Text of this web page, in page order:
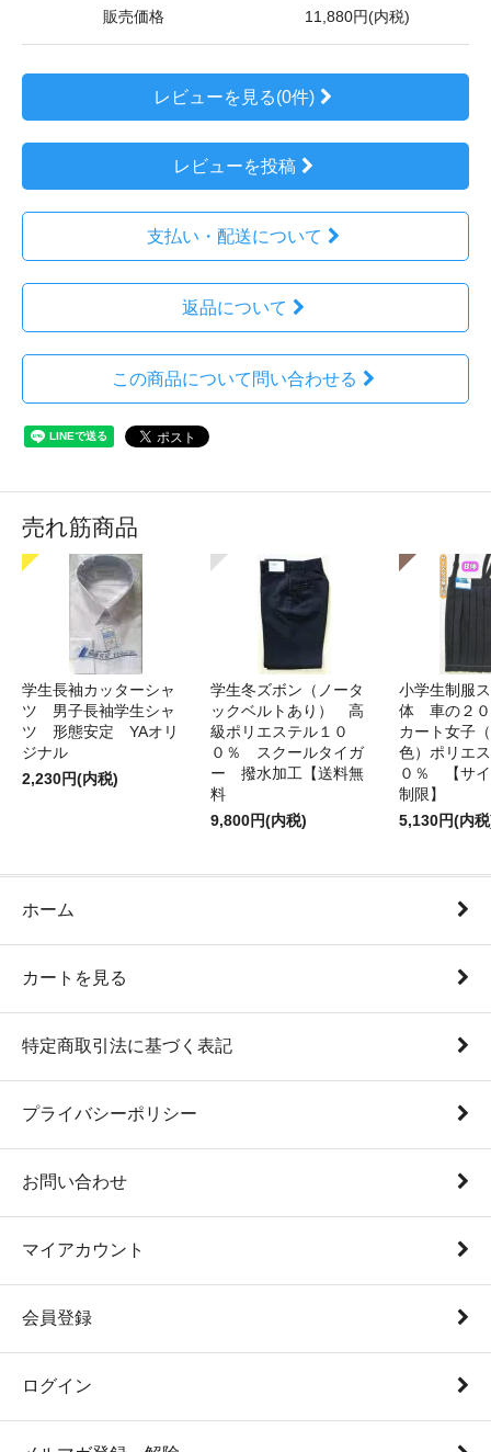
販売価格 11,880円(内税)
レビューを見る(0件)
レビューを投稿
支払い・配送について
返品について
この商品について問い合わせる
売れ筋商品
学生長袖カッターシャ
ツ 男子長袖学生シャ
ツ 形態安定 YAオリ
ジナル
2,230円(内税)
学生冬ズボン（ノータ
ックベルトあり） 高
級ポリエステル１０
０％ スクールタイガ
ー 撥水加工【送料無
料
9,800円(内税)
小学生制服
体 車の２０
カート女子
色）ポリエ
０％ 【サ
制限】
5,130円(内
ホーム
カートを見る
特定商取引法に基づく表記
プライバシーポリシー
お問い合わせ
マイアカウント
会員登録
ログイン